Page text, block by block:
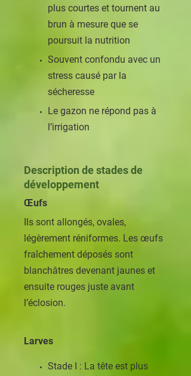
plus courtes et tournent au
brun à mesure que se
poursuit la nutrition
Souvent confondu avec un
stress causé par la
sécheresse
Le gazon ne répond pas à
l’irrigation
Description de stades de
développement
Œufs
Ils sont allongés, ovales,
légèrement réniformes. Les œufs
fraîchement déposés sont
blanchâtres devenant jaunes et
ensuite rouges juste avant
l’éclosion.
Larves
Stade I : La tête est plus